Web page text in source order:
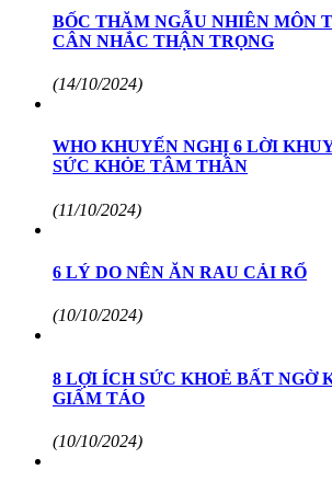
BỐC THĂM NGẪU NHIÊN MÔN
CÂN NHẮC THẬN TRỌNG
(14/10/2024)
WHO KHUYẾN NGHỊ 6 LỜI
SỨC KHỎE TÂM THẦN
(11/10/2024)
6 LÝ DO NÊN ĂN RAU CẢI RỔ
(10/10/2024)
8 LỢI ÍCH SỨC KHOẺ BẤT NGỜ
GIẤM TÁO
(10/10/2024)